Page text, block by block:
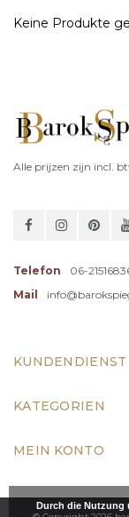
Keine Produkte
Alle prijzen zijn incl.
Telefon
06-
Mail
KUNDENDIENST
KATEGORIEN
MEIN KONTO
Durch die Nutzung